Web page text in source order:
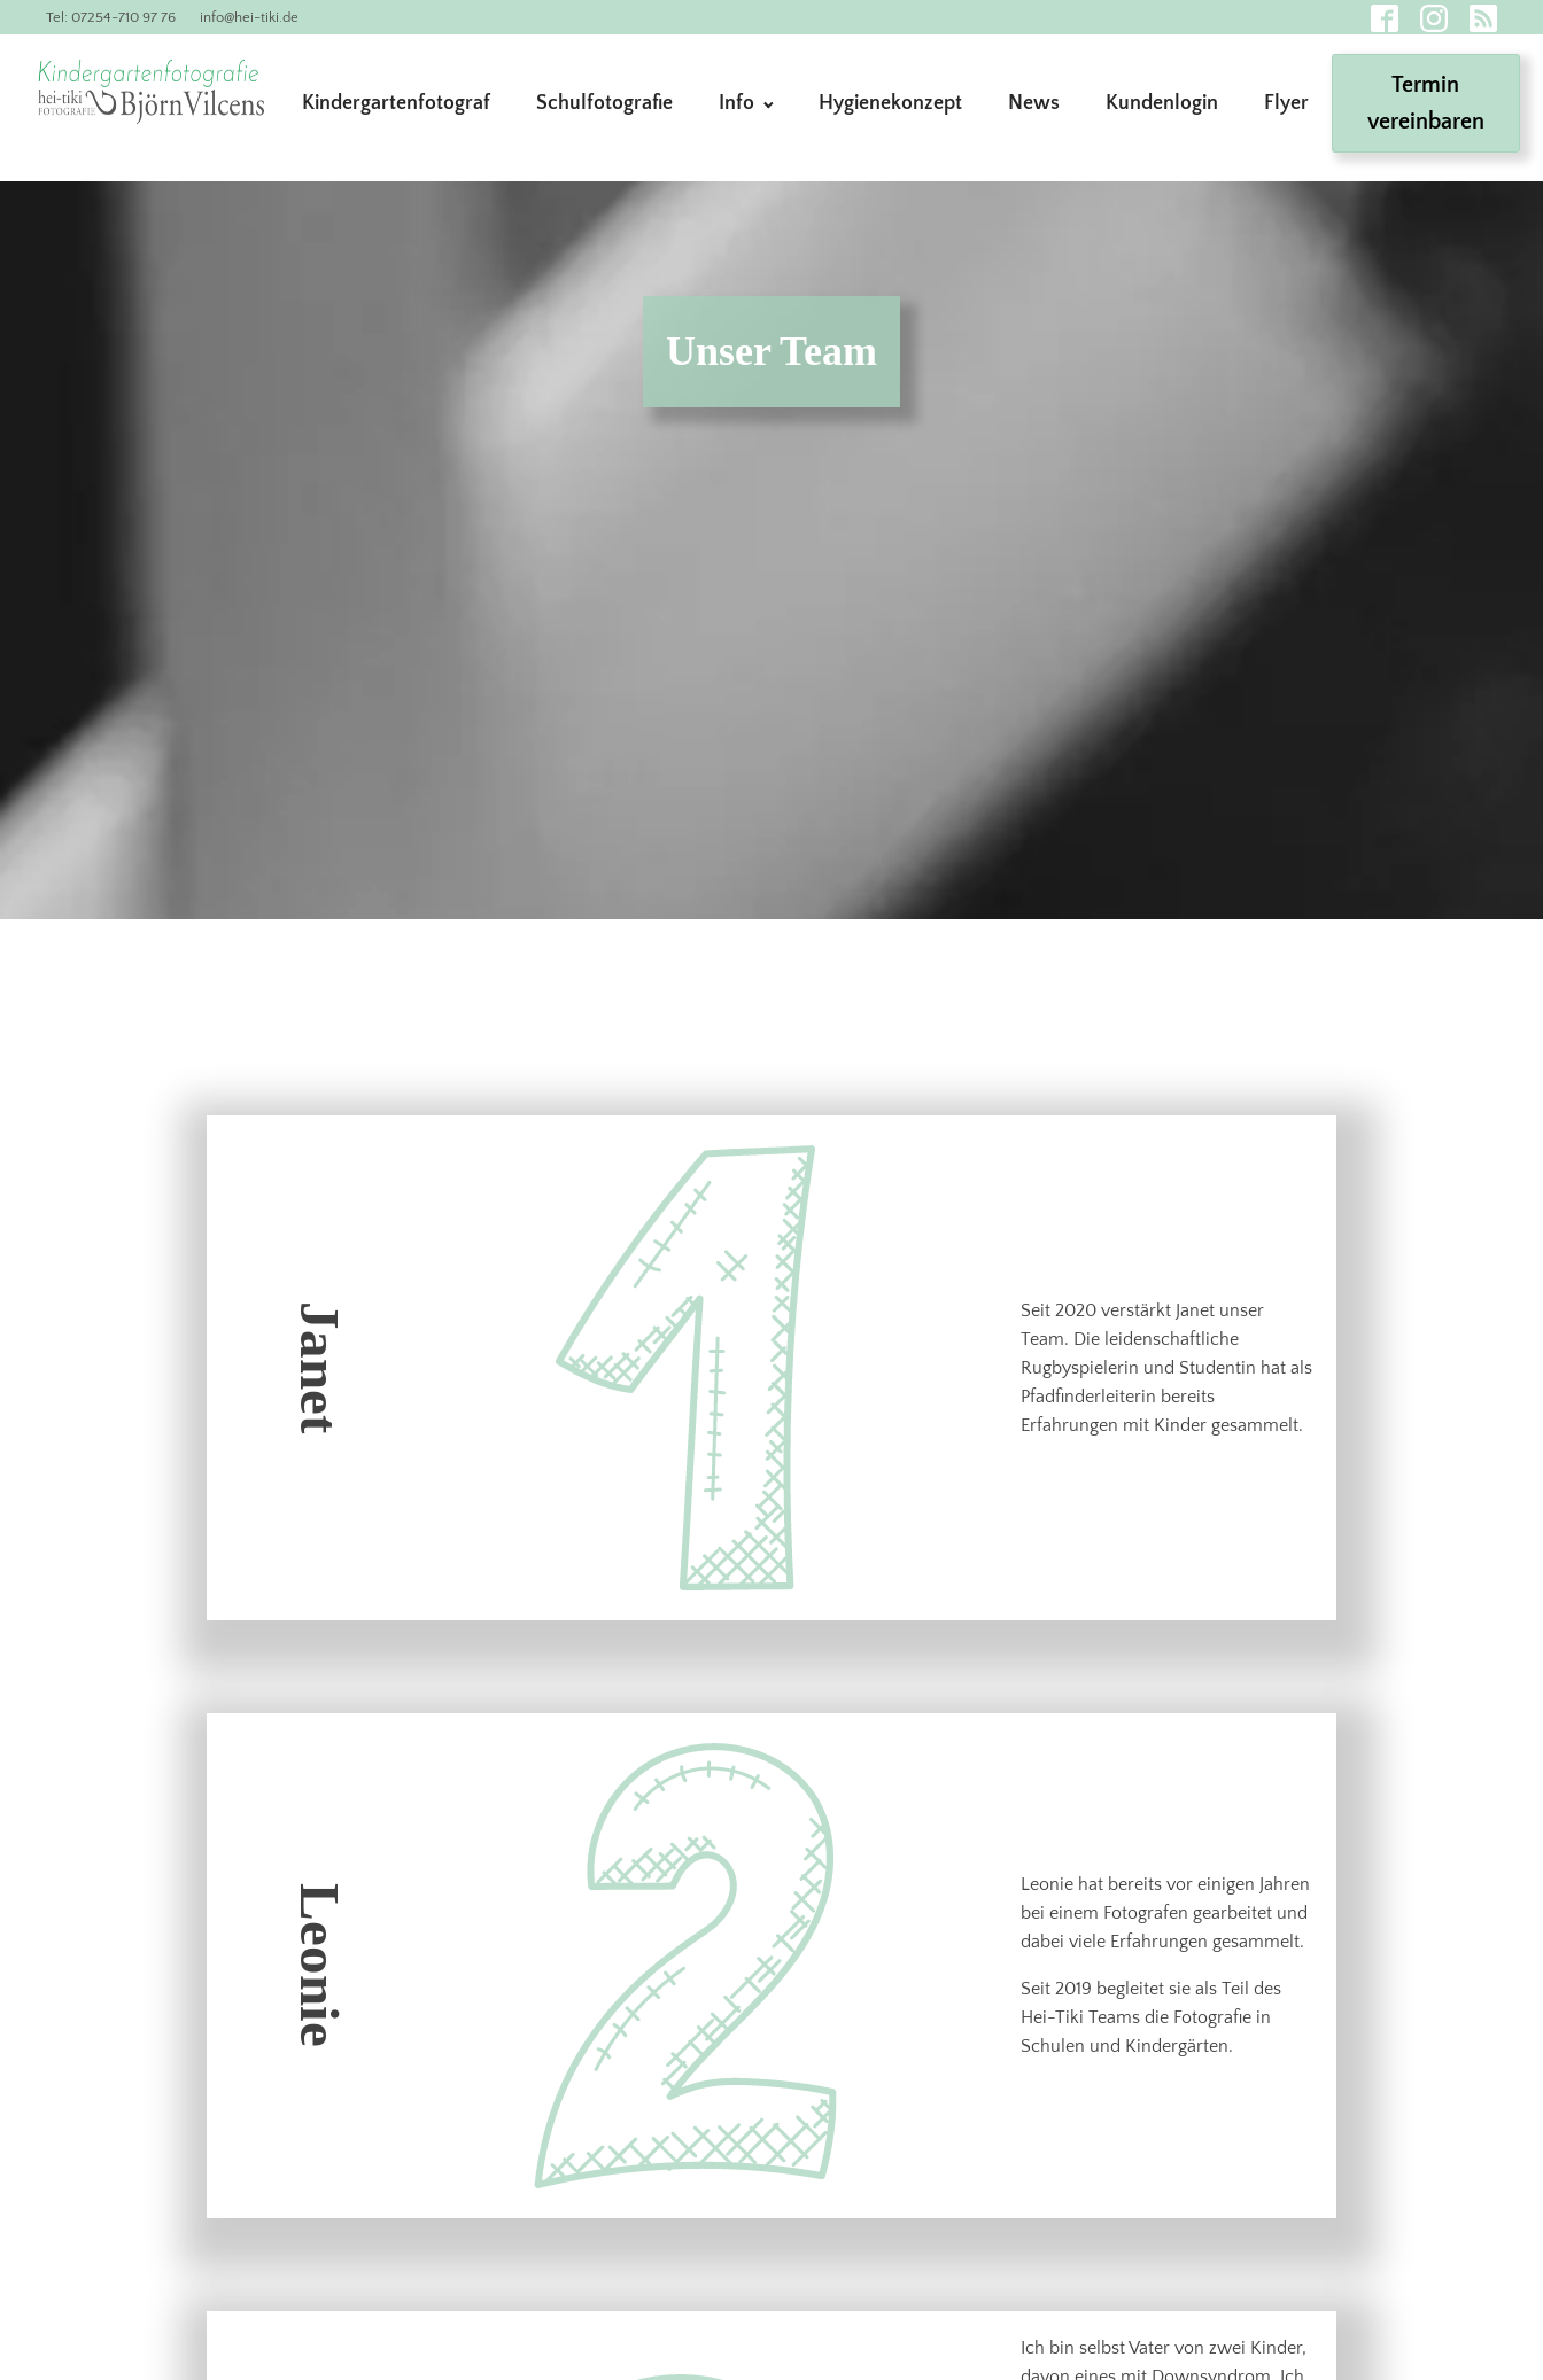
Tel: 07254-710 97 76 info@hei-tiki.de
Kindergartenfotograf Schulfotografie Info Hygienekonzept News Kundenlogin Flyer
Termin
vereinbaren
Unser Team
Janet
Seit 2020 verstärkt Janet unser
Team. Die leidenschaftliche
Rugbyspielerin und Studentin hat als
Pfadfinderleiterin bereits
Erfahrungen mit Kinder gesammelt.
Leonie
Leonie hat bereits vor einigen Jahren
bei einem Fotografen gearbeitet und
dabei viele Erfahrungen gesammelt.
Seit 2019 begleitet sie als Teil des
Hei-Tiki Teams die Fotografie in
Schulen und Kindergärten.
Ich bin selbst Vater von zwei Kinder,